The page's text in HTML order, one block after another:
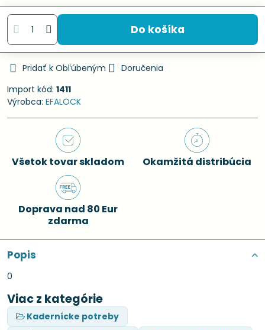
Do košíka
Pridať k Obľúbeným
Doručenia
Import kód: 1411
Výrobca: EFALOCK
Všetok tovar skladom Okamžitá distribúcia
Doprava nad 80 Eur
zdarma
Popis
0
Viac z kategórie
Kadernícke potreby